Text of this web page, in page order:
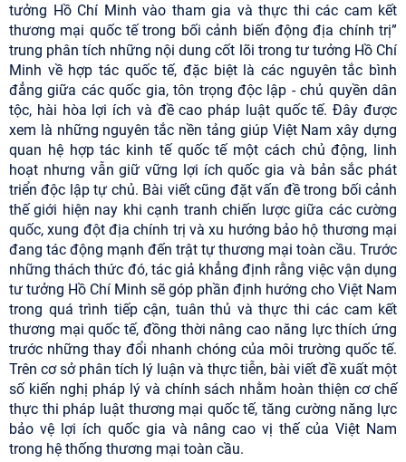
tưởng Hồ Chí Minh vào tham gia và thực thi các cam kết
thương mại quốc tế trong bối cảnh biến động địa chính trị”
trung phân tích những nội dung cốt lõi trong tư tưởng Hồ Chí
Minh về hợp tác quốc tế, đặc biệt là các nguyên tắc bình
đẳng giữa các quốc gia, tôn trọng độc lập - chủ quyền dân
tộc, hài hòa lợi ích và đề cao pháp luật quốc tế. Đây được
xem là những nguyên tắc nền tảng giúp Việt Nam xây dựng
quan hệ hợp tác kinh tế quốc tế một cách chủ động, linh
hoạt nhưng vẫn giữ vững lợi ích quốc gia và bản sắc phát
triển độc lập tự chủ. Bài viết cũng đặt vấn đề trong bối cảnh
thế giới hiện nay khi cạnh tranh chiến lược giữa các cường
quốc, xung đột địa chính trị và xu hướng bảo hộ thương mại
đang tác động mạnh đến trật tự thương mại toàn cầu. Trước
những thách thức đó, tác giả khẳng định rằng việc vận dụng
tư tưởng Hồ Chí Minh sẽ góp phần định hướng cho Việt Nam
trong quá trình tiếp cận, tuân thủ và thực thi các cam kết
thương mại quốc tế, đồng thời nâng cao năng lực thích ứng
trước những thay đổi nhanh chóng của môi trường quốc tế.
Trên cơ sở phân tích lý luận và thực tiễn, bài viết đề xuất một
số kiến nghị pháp lý và chính sách nhằm hoàn thiện cơ chế
thực thi pháp luật thương mại quốc tế, tăng cường năng lực
bảo vệ lợi ích quốc gia và nâng cao vị thế của Việt Nam
trong hệ thống thương mại toàn cầu.